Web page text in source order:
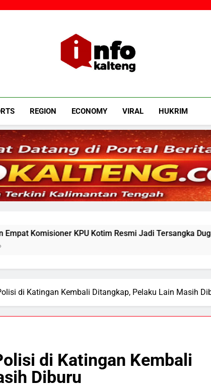
Infokalteng
REGION ECONOMY VIRAL HUKRIM
Resmi Jadi Tersangka Dugaan Korupsi Dana Hibah
di Katingan Kembali Ditangkap, Pelaku Lain Masih
di Katingan Kembali
Diburu